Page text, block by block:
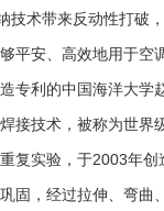
技术带来反动性打
安、高效地用于空
利的中国海洋大学
焊接技术，被称为世界
复实验，于2003
固，经过拉伸、弯